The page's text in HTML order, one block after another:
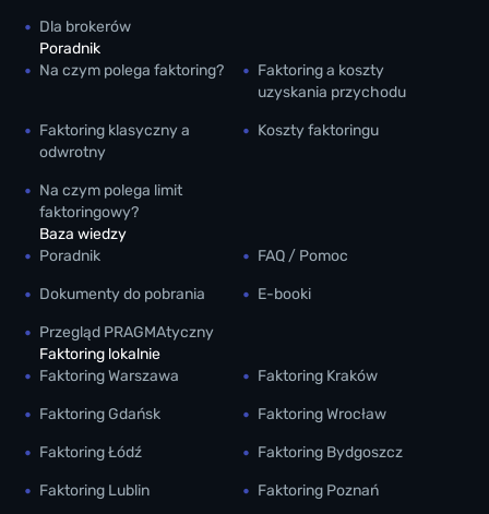
Dla brokerów
Poradnik
Na czym polega faktoring?
Faktoring a koszty
uzyskania przychodu
Faktoring klasyczny a
odwrotny
Koszty faktoringu
Na czym polega limit
faktoringowy?
Baza wiedzy
Poradnik
FAQ / Pomoc
Dokumenty do pobrania E-booki
Przegląd PRAGMAtyczny
Faktoring lokalnie
Faktoring Warszawa
Faktoring Kraków
Faktoring Gdańsk Faktoring Wrocław
Faktoring Łódź Faktoring Bydgoszcz
Faktoring Lublin Faktoring Poznań